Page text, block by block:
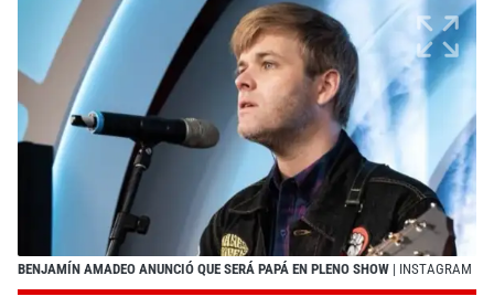
BENJAMÍN AMADEO ANUNCIÓ QUE SERÁ PAPÁ EN PLENO SHOW | INSTAGRAM